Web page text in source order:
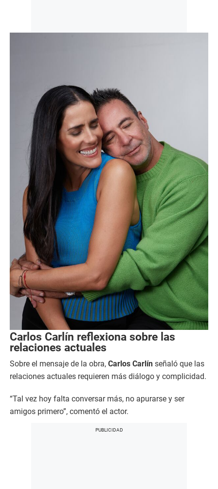
Carlos Carlín reflexiona sobre las
relaciones actuales
Sobre el mensaje de la obra, Carlos Carlín señaló que las
relaciones actuales requieren más diálogo y complicidad.
“Tal vez hoy falta conversar más, no apurarse y ser
amigos primero”, comentó el actor.